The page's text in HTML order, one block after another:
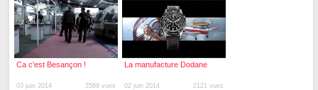
Ca c'est Besançon !
03 juin 2014 3589 vues
La manufacture Dodane
02 juin 2014 2121 vues